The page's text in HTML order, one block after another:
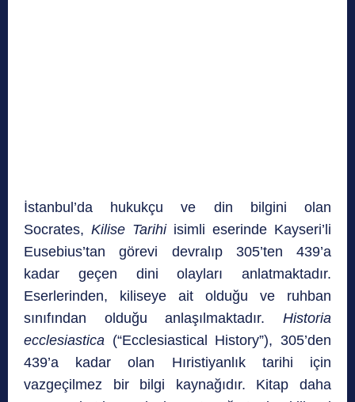
İstanbul’da hukukçu ve din bilgini olan
Socrates, Kilise Tarihi isimli eserinde Kayseri’li
Eusebius’tan görevi devralıp 305’ten 439’a
kadar geçen dini olayları anlatmaktadır.
Eserlerinden, kiliseye ait olduğu ve ruhban
sınıfından olduğu anlaşılmaktadır. Historia
ecclesiastica (“Ecclesiastical History”), 305’den
439’a kadar olan Hıristiyanlık tarihi için
vazgeçilmez bir bilgi kaynağıdır. Kitap daha